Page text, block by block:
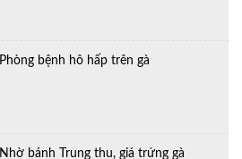
Phòng bệnh hô hấp trên gà
Nhờ bánh Trung thu, giá trứng gà